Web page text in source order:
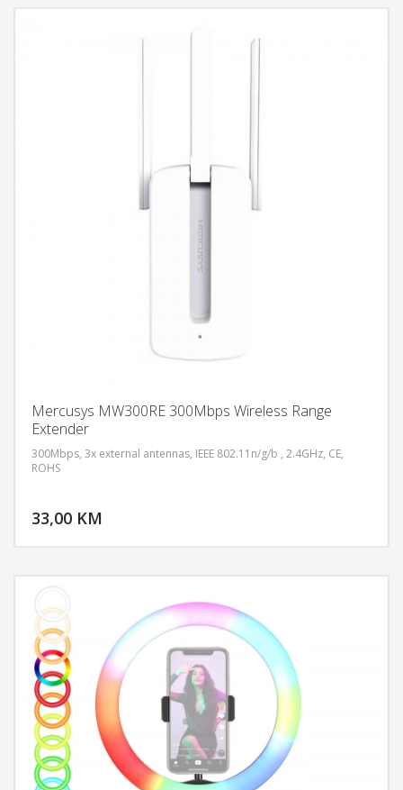
Mercusys MW300RE 300Mbps Wireless Range
Extender
300Mbps, 3x external antennas, IEEE 802.11n/g/b , 2.4GHz, CE,
ROHS
33,00 KM